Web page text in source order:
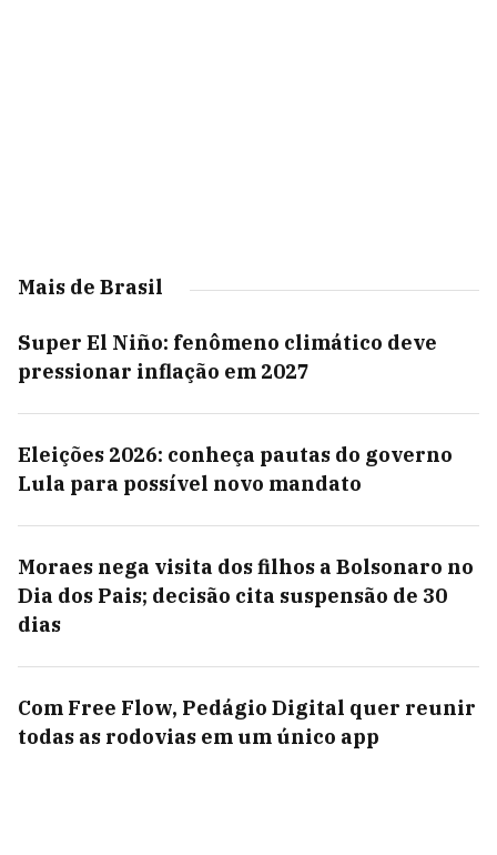
Mais de Brasil
Super El Niño: fenômeno climático deve
pressionar inflação em 2027
Eleições 2026: conheça pautas do governo
Lula para possível novo mandato
Moraes nega visita dos filhos a Bolsonaro no
Dia dos Pais; decisão cita suspensão de 30
dias
Com Free Flow, Pedágio Digital quer reunir
todas as rodovias em um único app